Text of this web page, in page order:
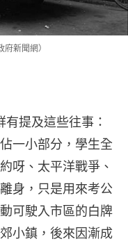
新聞網）
提及這些往事：
一小部分，學生全
呀、太平洋戰爭、
身，只是用來考公
可駛入市區的白牌
小鎮，後來因漸成